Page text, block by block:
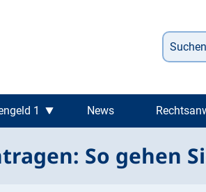
1 News
So gehen